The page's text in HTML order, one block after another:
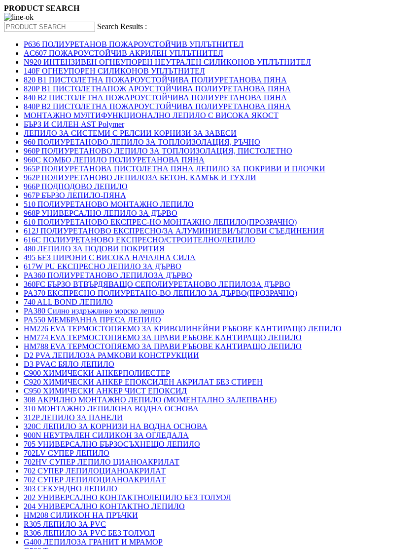
PRODUCT SEARCH
Search Results :
P636 ПОЛИУРЕТАНОВ ПОЖАРОУСТОЙЧИВ УПЛЪТНИТЕЛ
AC607 ПОЖАРОУСТОЙЧИВ АКРИЛЕН УПЛЪТНИТЕЛ
N920 ИНТЕНЗИВЕН ОГНЕУПОРЕН НЕУТРАЛЕН СИЛИКОНОВ УПЛЪТНИТЕЛ
140F ОГНЕУПОРЕН СИЛИКОНОВ УПЛЪТНИТЕЛ
820 B1 ПИСТОЛЕТНА ПОЖАРОУСТОЙЧИВА ПОЛИУРЕТАНОВА ПЯНА
820P B1 ПИСТОЛЕТНАПОЖ АРОУСТОЙЧИВА ПОЛИУРЕТАНОВА ПЯНА
840 B2 ПИСТОЛЕТНА ПОЖАРОУСТОЙЧИВА ПОЛИУРЕТАНОВА ПЯНА
840P B2 ПИСТОЛЕТНА ПОЖАРОУСТОЙЧИВА ПОЛИУРЕТАНОВА ПЯНА
МОНТАЖНО МУЛТИФУНКЦИОНАЛНО ЛЕПИЛО С ВИСОКА ЯКОСТ
БЪРЗ И СИЛЕН AST Polymer
ЛЕПИЛО ЗА СИСТЕМИ С РЕЛСИИ КОРНИЗИ ЗА ЗАВЕСИ
960 ПОЛИУРЕТАНОВО ЛЕПИЛО ЗА ТОПЛОИЗОЛАЦИЯ, РЪЧНО
960P ПОЛИУРЕТАНОВО ЛЕПИЛО ЗА ТОПЛОИЗОЛАЦИЯ, ПИСТОЛЕТНО
960C КОМБО ЛЕПИЛО ПОЛИУРЕТАНОВА ПЯНА
965P ПОЛИУРЕТАНОВА ПИСТОЛЕТНА ПЯНА ЛЕПИЛО ЗА ПОКРИВИ И ПЛОЧКИ
962P ПОЛИУРЕТАНОВО ЛЕПИЛОЗА БЕТОН, КАМЪК И ТУХЛИ
966P ПОДПОДОВО ЛЕПИЛО
967P БЪРЗО ЛЕПИЛО-ПЯНА
510 ПОЛИУРЕТАНОВО МОНТАЖНО ЛЕПИЛО
968P УНИВЕРСАЛНО ЛЕПИЛО ЗА ДЪРВО
610 ПОЛИУРЕТАНОВО ЕКСПРЕС-НО МОНТАЖНО ЛЕПИЛО(ПРОЗРАЧНО)
612J ПОЛИУРЕТАНОВО ЕКСПРЕСНО/ЗА АЛУМИНИЕВИ/ЪГЛОВИ СЪЕДИНЕНИЯ
616C ПОЛИУРЕТАНОВО ЕКСПРЕСНО/СТРОИТЕЛНО/ЛЕПИЛО
480 ЛЕПИЛО ЗА ПОДОВИ ПОКРИТИЯ
495 БЕЗ ПИРОНИ С ВИСОКА НАЧАЛНА СИЛА
617W PU ЕКСПРЕСНО ЛЕПИЛО ЗА ДЪРВО
PA360 ПОЛИУРЕТАНОВО ЛЕПИЛОЗА ДЪРВО
360FC БЪРЗО ВТВЪРДЯВАЩО СЕПОЛИУРЕТАНОВО ЛЕПИЛОЗА ДЪРВО
PA370 ЕКСПРЕСНО ПОЛИУРЕТАНО-ВО ЛЕПИЛО ЗА ДЪРВО(ПРОЗРАЧНО)
740 ALL BOND ЛЕПИЛО
PA380 Силно издръжливо морско лепило
PA550 МЕМБРАННА ПРЕСА ЛЕПИЛО
HM226 EVA ТЕРМОСТОПЯЕМО ЗА КРИВОЛИНЕЙНИ РЪБОВЕ КАНТИРАЩО ЛЕПИЛО
HM774 EVA ТЕРМОСТОПЯЕМО ЗА ПРАВИ РЪБОВЕ КАНТИРАЩО ЛЕПИЛО
HM788 EVA ТЕРМОСТОПЯЕМО ЗА ПРАВИ РЪБОВЕ КАНТИРАЩО ЛЕПИЛО
D2 PVA ЛЕПИЛОЗА РАМКОВИ КОНСТРУКЦИИ
D3 PVAC БЯЛО ЛЕПИЛО
C900 ХИМИЧЕСКИ АНКЕРПОЛИЕСТЕP
C920 ХИМИЧЕСКИ АНКЕР ЕПОКСИДЕН АКРИЛАТ БЕЗ СТИРЕН
C950 ХИМИЧЕСКИ АНКЕР ЧИСТ ЕПОКСИД
308 АКРИЛНО МОНТАЖНО ЛЕПИЛО (МОМЕНТАЛНО ЗАЛЕПВАНЕ)
310 МОНТАЖНО ЛЕПИЛОНА ВОДНА ОСНОВА
312P ЛЕПИЛО ЗА ПАНЕЛИ
320C ЛЕПИЛО ЗА КОРНИЗИ НА ВОДНА ОСНОВА
900N НЕУТРАЛЕН СИЛИКОН ЗА ОГЛЕДАЛА
705 УНИВЕРСАЛНО БЪРЗОСЪХНЕЩО ЛЕПИЛО
702LV СУПЕР ЛЕПИЛО
702HV СУПЕР ЛЕПИЛО ЦИАНОАКРИЛАТ
702 СУПЕР ЛЕПИЛОЦИАНОАКРИЛАТ
702 СУПЕР ЛЕПИЛОЦИАНОАКРИЛАТ
303 СЕКУНДНО ЛЕПИЛО
202 УНИВЕРСАЛНО КОНТАКТНОЛЕПИЛО БЕЗ ТОЛУОЛ
204 УНИВЕРСАЛНО КОНТАКТНО ЛЕПИЛО
HM208 СИЛИКОН НА ПРЪЧКИ
R305 ЛЕПИЛО ЗА PVC
R306 ЛЕПИЛО ЗА PVC БЕЗ ТОЛУОЛ
G400 ЛЕПИЛОЗА ГРАНИТ И МРАМОP